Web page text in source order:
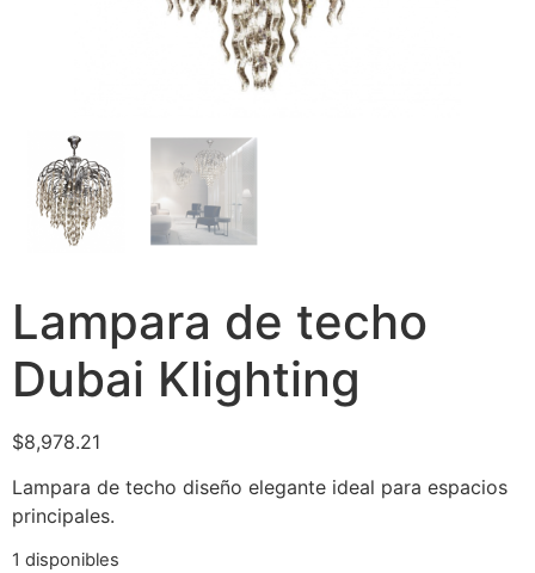
Lampara de techo
Dubai Klighting
$8,978.21
Lampara de techo diseño elegante ideal para espacios
principales.
1 disponibles